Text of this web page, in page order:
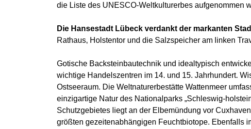
die Liste des UNESCO-Weltkulturerbes aufgenommen
Die Hansestadt Lübeck verdankt der markanten
Rathaus, Holstentor und die Salzspeicher am linken
Gotische Backsteinbautechnik und idealtypisch
wichtige Handelszentren im 14. und 15. Jahrhundert.
Ostseeraum. Die Weltnaturerbestätte Wattenmeer
einzigartige Natur des Nationalparks „Schleswig-
Schutzgebietes liegt an der Elbemündung vor
größten gezeitenabhängigen Feuchtbiotope. Ebenfalls